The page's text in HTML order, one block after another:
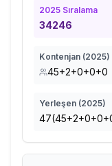
2025 Sıralama
34246
Kontenjan (2025)
45+2+0+0+0
Yerleşen (2025)